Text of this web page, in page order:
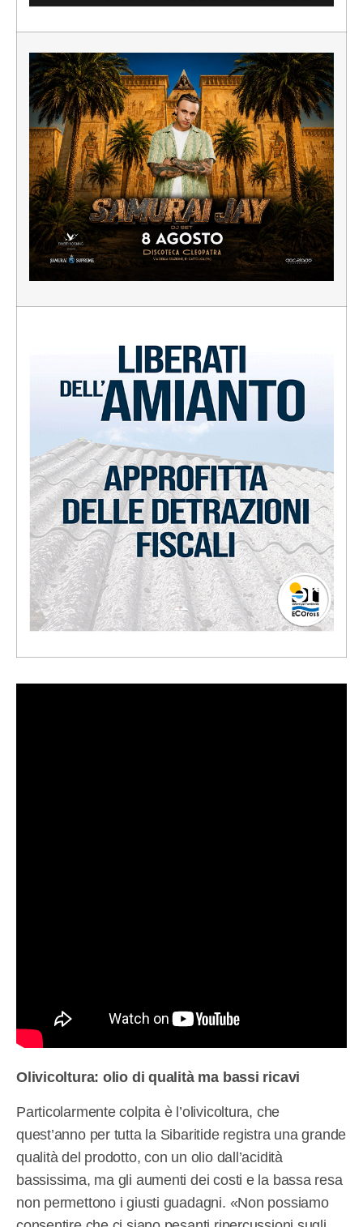
Olivicoltura: olio di qualità ma bassi ricavi
Particolarmente colpita è l’olivicoltura, che
quest’anno per tutta la Sibaritide registra una grande
qualità del prodotto, con un olio dall’acidità
bassissima, ma gli aumenti dei costi e la bassa resa
non permettono i giusti guadagni. «Non possiamo